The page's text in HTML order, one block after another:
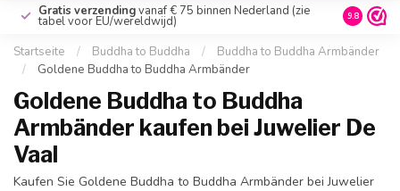
Gratis verzendingvanaf € 75 binnen Nederland (zie
tabel voor EU/wereldwijd) 9.8
Startseite / Buddha to Buddha /
Buddha to Buddha Armbänder
/
Goldene Buddha to Buddha Armbänder
Goldene Buddha to Buddha
Armbänder kaufen bei Juwelier De
Vaal
Kaufen Sie Goldene Buddha to Buddha Armbänder bei Juwelier